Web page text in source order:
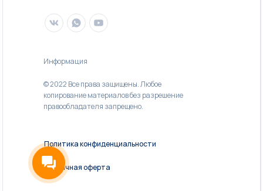
© 2022 Все права защищены. Любое
копирование материалов без разрешение
правообладателя запрещено.
Информация
Политика конфиденциальности
Публичная оферта